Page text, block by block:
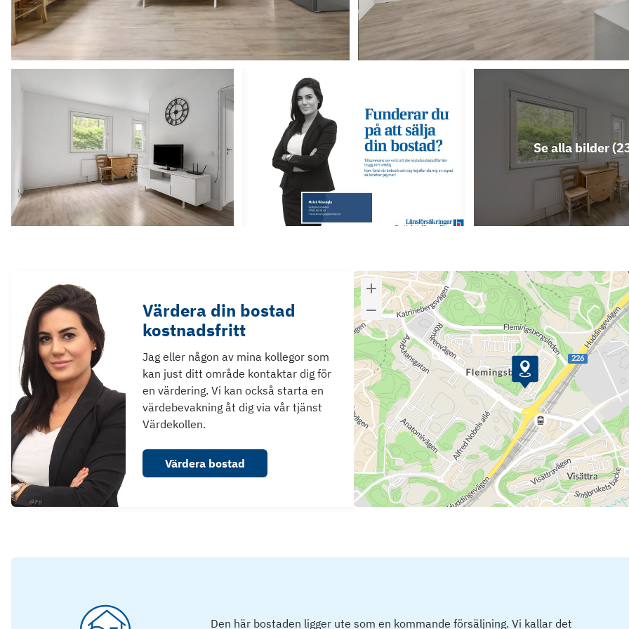
Se alla bilder (
Värdera din bostad
kostnadsfritt
Jag eller någon av mina kollegor som
kan just ditt område kontaktar dig för
en värdering. Vi kan också starta en
värdebevakning åt dig via vår tjänst
Värdekollen.
Värdera bostad
Den här bostaden ligger ute som en kommande försäljning. Vi kallar det